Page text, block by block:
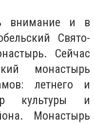
внимание и в
Свято-
Сейчас
монастырь
летнего и
культуры и
Монастырь